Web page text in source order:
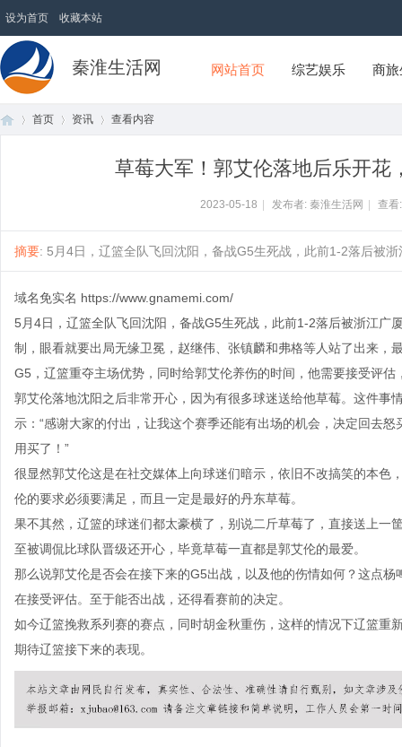
设为首页 收藏本站
秦淮生活网 网站首页 综艺娱乐 商
首页 资讯 查看内容
草莓大军！郭艾伦落地后乐开花
2023-05-18 发布者: 秦淮生活网 查
摘要: 5月4日，辽篮全队飞回沈阳，备战G5生死战，此前1-2落后被
域名免实名 https://www.gnamemi.com/
5月4日，辽篮全队飞回沈阳，备战G5生死战，此前1-2落后被浙江广
制，眼看就要出局无缘卫冕，赵继伟、张镇麟和弗格等人站了出来
G5，辽篮重夺主场优势，同时给郭艾伦养伤的时间，他需要接受评估
郭艾伦落地沈阳之后非常开心，因为有很多球迷送给他草莓。这件
示：“感谢大家的付出，让我这个赛季还能有出场的机会，决定回去
用买了！”
很显然郭艾伦这是在社交媒体上向球迷们暗示，依旧不改搞笑的本色
伦的要求必须要满足，而且一定是最好的丹东草莓。
果不其然，辽篮的球迷们都太豪横了，别说二斤草莓了，直接送上一
至被调侃比球队晋级还开心，毕竟草莓一直都是郭艾伦的最爱。
那么说郭艾伦是否会在接下来的G5出战，以及他的伤情如何？这点
在接受评估。至于能否出战，还得看赛前的决定。
如今辽篮挽救系列赛的赛点，同时胡金秋重伤，这样的情况下辽篮重
期待辽篮接下来的表现。